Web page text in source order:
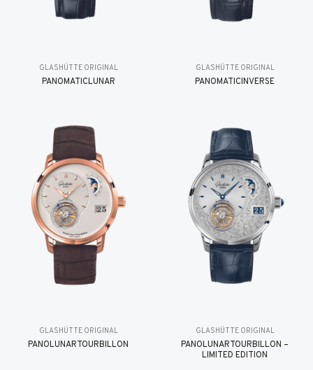
GLASHÜTTE ORIGINAL
PANOMATICLUNAR
GLASHÜTTE ORIGINAL
PANOMATICINVERSE
GLASHÜTTE ORIGINAL
PANOLUNARTOURBILLON
GLASHÜTTE ORIGINAL
PANOLUNARTOURBILLON –
LIMITED EDITION